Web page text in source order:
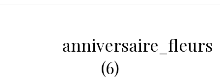
anniversaire_fleurs
(6)